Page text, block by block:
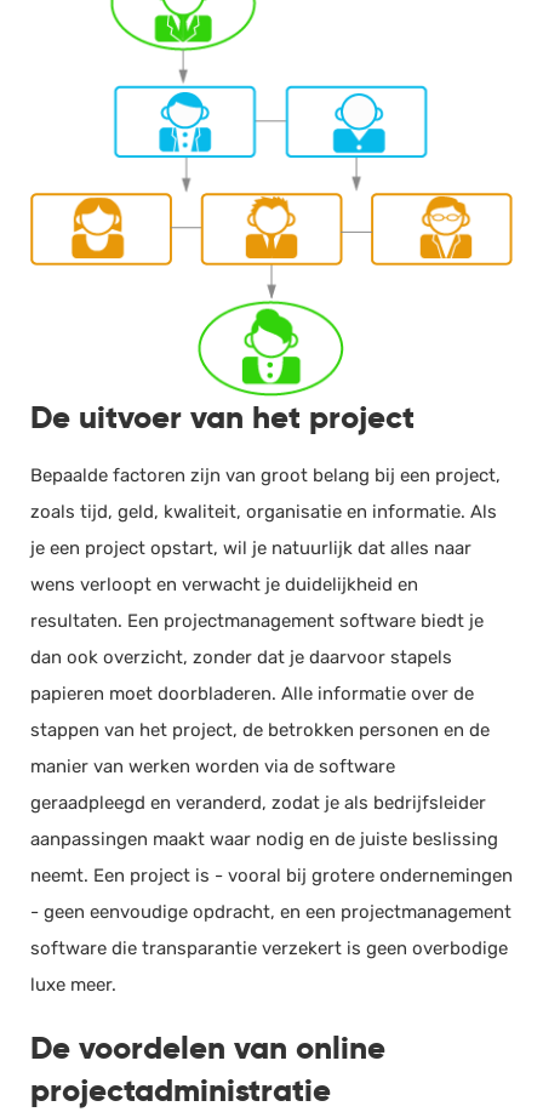
De uitvoer van het project
Bepaalde factoren zijn van groot belang bij een project,
zoals tijd, geld, kwaliteit, organisatie en informatie. Als
je een project opstart, wil je natuurlijk dat alles naar
wens verloopt en verwacht je duidelijkheid en
resultaten. Een projectmanagement software biedt je
dan ook overzicht, zonder dat je daarvoor stapels
papieren moet doorbladeren. Alle informatie over de
stappen van het project, de betrokken personen en de
manier van werken worden via de software
geraadpleegd en veranderd, zodat je als bedrijfsleider
aanpassingen maakt waar nodig en de juiste beslissing
neemt. Een project is - vooral bij grotere ondernemingen
- geen eenvoudige opdracht, en een projectmanagement
software die transparantie verzekert is geen overbodige
luxe meer.
De voordelen van online
projectadministratie